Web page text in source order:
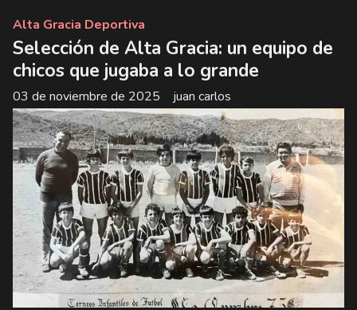
Selección de Alta Gracia: un equipo de
chicos que jugaba a lo grande
juan carlos
Alta Gracia Deportiva
03 de noviembre de 2025